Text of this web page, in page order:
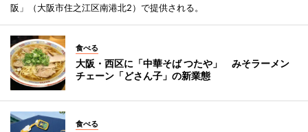
阪」（大阪市住之江区南港北2）で提供される。
食べる
大阪・西区に「中華そば つたや」 みそラーメン
チェーン「どさん子」の新業態
食べる